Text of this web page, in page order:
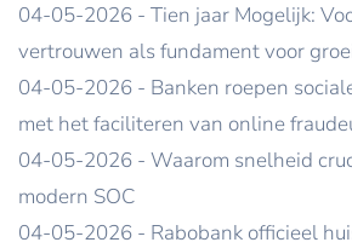
04-05-2026 - Tien jaar Mogelijk:
vertrouwen als fundament voor
04-05-2026 - Banken roepen
met het faciliteren van online
04-05-2026 - Waarom snelheid
modern SOC
04-05-2026 - Rabobank officieel